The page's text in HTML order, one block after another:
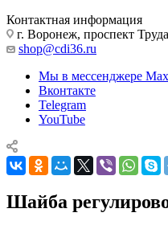
Контактная информация
г. Воронеж, проспект
shop@cdi36.ru
Мы в мессенджере Max
Вконтакте
Telegram
YouTube
Шайба